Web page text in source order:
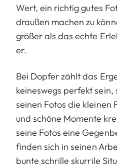
Wert, ein richtig gutes
draußen machen zu
größer als das echte
er.
Bei Dopfer zählt das
keineswegs perfekt
seinen Fotos die kleinen
und schöne Momente
seine Fotos eine
finden sich in seinen
bunte schrille skurrile